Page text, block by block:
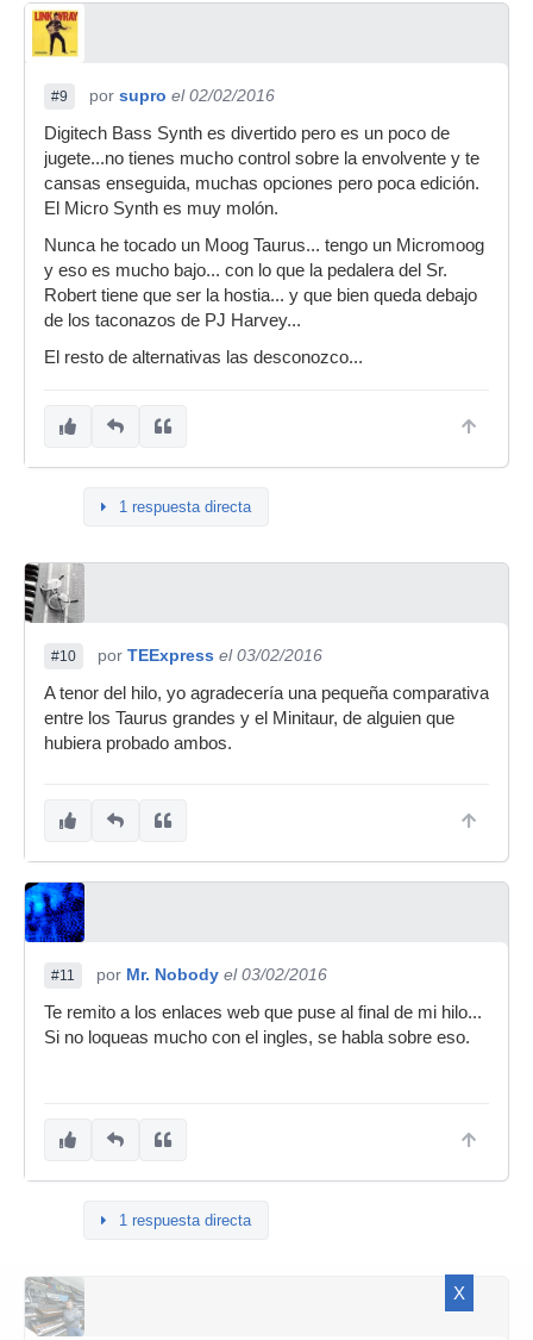
#9 por supro el 02/02/2016
Digitech Bass Synth es divertido pero es un poco de
jugete...no tienes mucho control sobre la envolvente y te
cansas enseguida, muchas opciones pero poca edición.
El Micro Synth es muy molón.
Nunca he tocado un Moog Taurus... tengo un Micromoog
y eso es mucho bajo... con lo que la pedalera del Sr.
Robert tiene que ser la hostia... y que bien queda debajo
de los taconazos de PJ Harvey...
El resto de alternativas las desconozco...
1 respuesta directa
#10 por TEExpress el 03/02/2016
A tenor del hilo, yo agradecería una pequeña comparativa
entre los Taurus grandes y el Minitaur, de alguien que
hubiera probado ambos.
#11 por Mr. Nobody el 03/02/2016
Te remito a los enlaces web que puse al final de mi hilo...
Si no loqueas mucho con el ingles, se habla sobre eso.
1 respuesta directa
X